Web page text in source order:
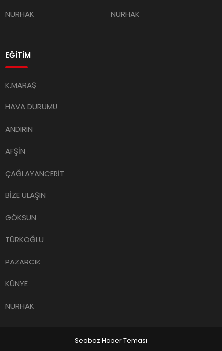
NURHAK NURHAK
EĞİTİM
K.MARAŞ
HAVA DURUMU
ANDIRIN
AFŞİN
ÇAĞLAYANCERİT
BİZE ULAŞIN
GÖKSUN
TÜRKOĞLU
PAZARCIK
KÜNYE
NURHAK
Seobaz Haber Teması